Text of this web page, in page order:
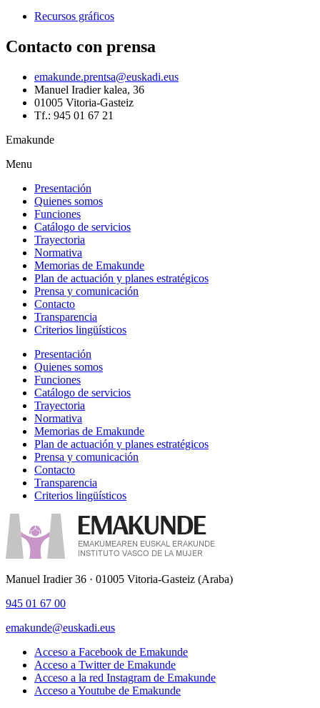
Recursos gráficos
Contacto con prensa
emakunde.prentsa@euskadi.eus
Manuel Iradier kalea, 36
01005 Vitoria-Gasteiz
Tf.: 945 01 67 21
Emakunde
Menu
Presentación
Quienes somos
Funciones
Catálogo de servicios
Trayectoria
Normativa
Memorias de Emakunde
Plan de actuación y planes estratégicos
Prensa y comunicación
Contacto
Transparencia
Criterios lingüísticos
Presentación
Quienes somos
Funciones
Catálogo de servicios
Trayectoria
Normativa
Memorias de Emakunde
Plan de actuación y planes estratégicos
Prensa y comunicación
Contacto
Transparencia
Criterios lingüísticos
Manuel Iradier 36 · 01005 Vitoria-Gasteiz (Araba)
945 01 67 00
emakunde@euskadi.eus
Acceso a Facebook de Emakunde
Acceso a Twitter de Emakunde
Acceso a la red Instagram de Emakunde
Acceso a Youtube de Emakunde